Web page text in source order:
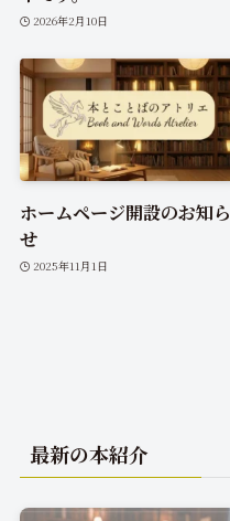
2026年2月10日
ホームページ開設のお知ら
せ
2025年11月1日
最新の本紹介